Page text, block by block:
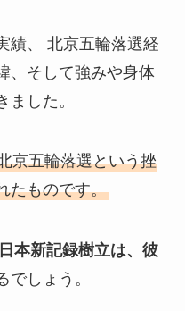
績、 北京五輪落選経
、そして強みや身体
した。
京五輪落選という挫
たものです。
本新記録樹立は、彼
でしょう。